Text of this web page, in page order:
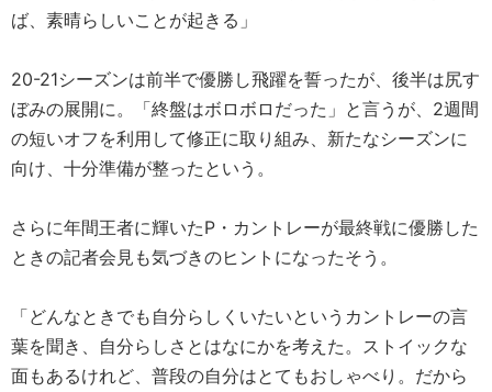
ば、素晴らしいことが起きる」
20-21シーズンは前半で優勝し飛躍を誓ったが、後半は尻す
ぼみの展開に。「終盤はボロボロだった」と言うが、2週間
の短いオフを利用して修正に取り組み、新たなシーズンに
向け、十分準備が整ったという。
さらに年間王者に輝いたP・カントレーが最終戦に優勝した
ときの記者会見も気づきのヒントになったそう。
「どんなときでも自分らしくいたいというカントレーの言
葉を聞き、自分らしさとはなにかを考えた。ストイックな
面もあるけれど、普段の自分はとてもおしゃべり。だから